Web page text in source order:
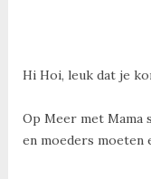
Hi Hoi, leuk dat je
Op Meer met Mama
en moeders moeten